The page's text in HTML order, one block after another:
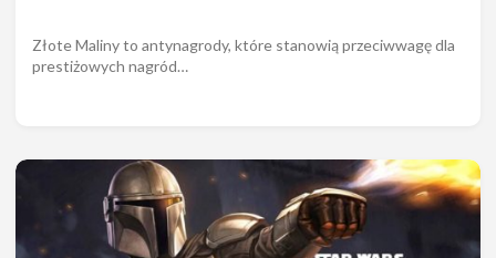
Złote Maliny to antynagrody, które stanowią przeciwwagę dla
prestiżowych nagród…